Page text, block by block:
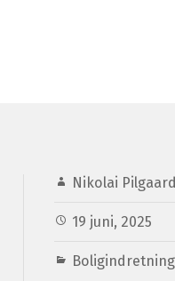
Nikolai
19 juni, 2025
Boligindretning